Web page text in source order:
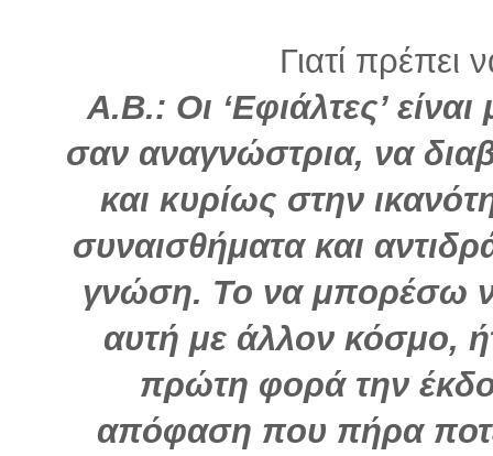
Γιατί πρέπει
Α.Β.: Οι ‘Εφιάλτες’
σαν αναγνώστρια, να
και κυρίως στην
συναισθήματα και
γνώση. Το να μπορέσω
αυτή με άλλον κόσμο,
πρώτη φορά την
απόφαση που πήρα